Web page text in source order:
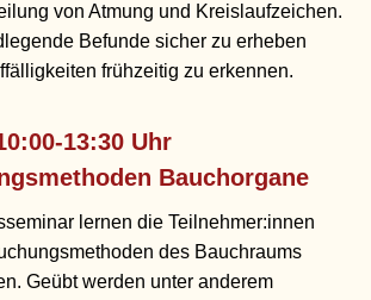
von Atmung und Kreislaufzeichen.
Befunde sicher zu erheben
frühzeitig zu erkennen.
13:30 Uhr
Bauchorgane
lernen die Teilnehmer:innen
des Bauchraums
Geübt werden unter anderem